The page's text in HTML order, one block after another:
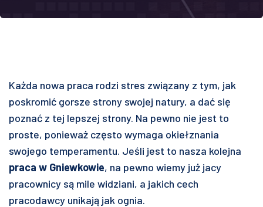
Każda nowa praca rodzi stres związany z tym, jak
poskromić gorsze strony swojej natury, a dać się
poznać z tej lepszej strony. Na pewno nie jest to
proste, ponieważ często wymaga okiełznania
swojego temperamentu. Jeśli jest to nasza kolejna
praca w Gniewkowie, na pewno wiemy już jacy
pracownicy są mile widziani, a jakich cech
pracodawcy unikają jak ognia.